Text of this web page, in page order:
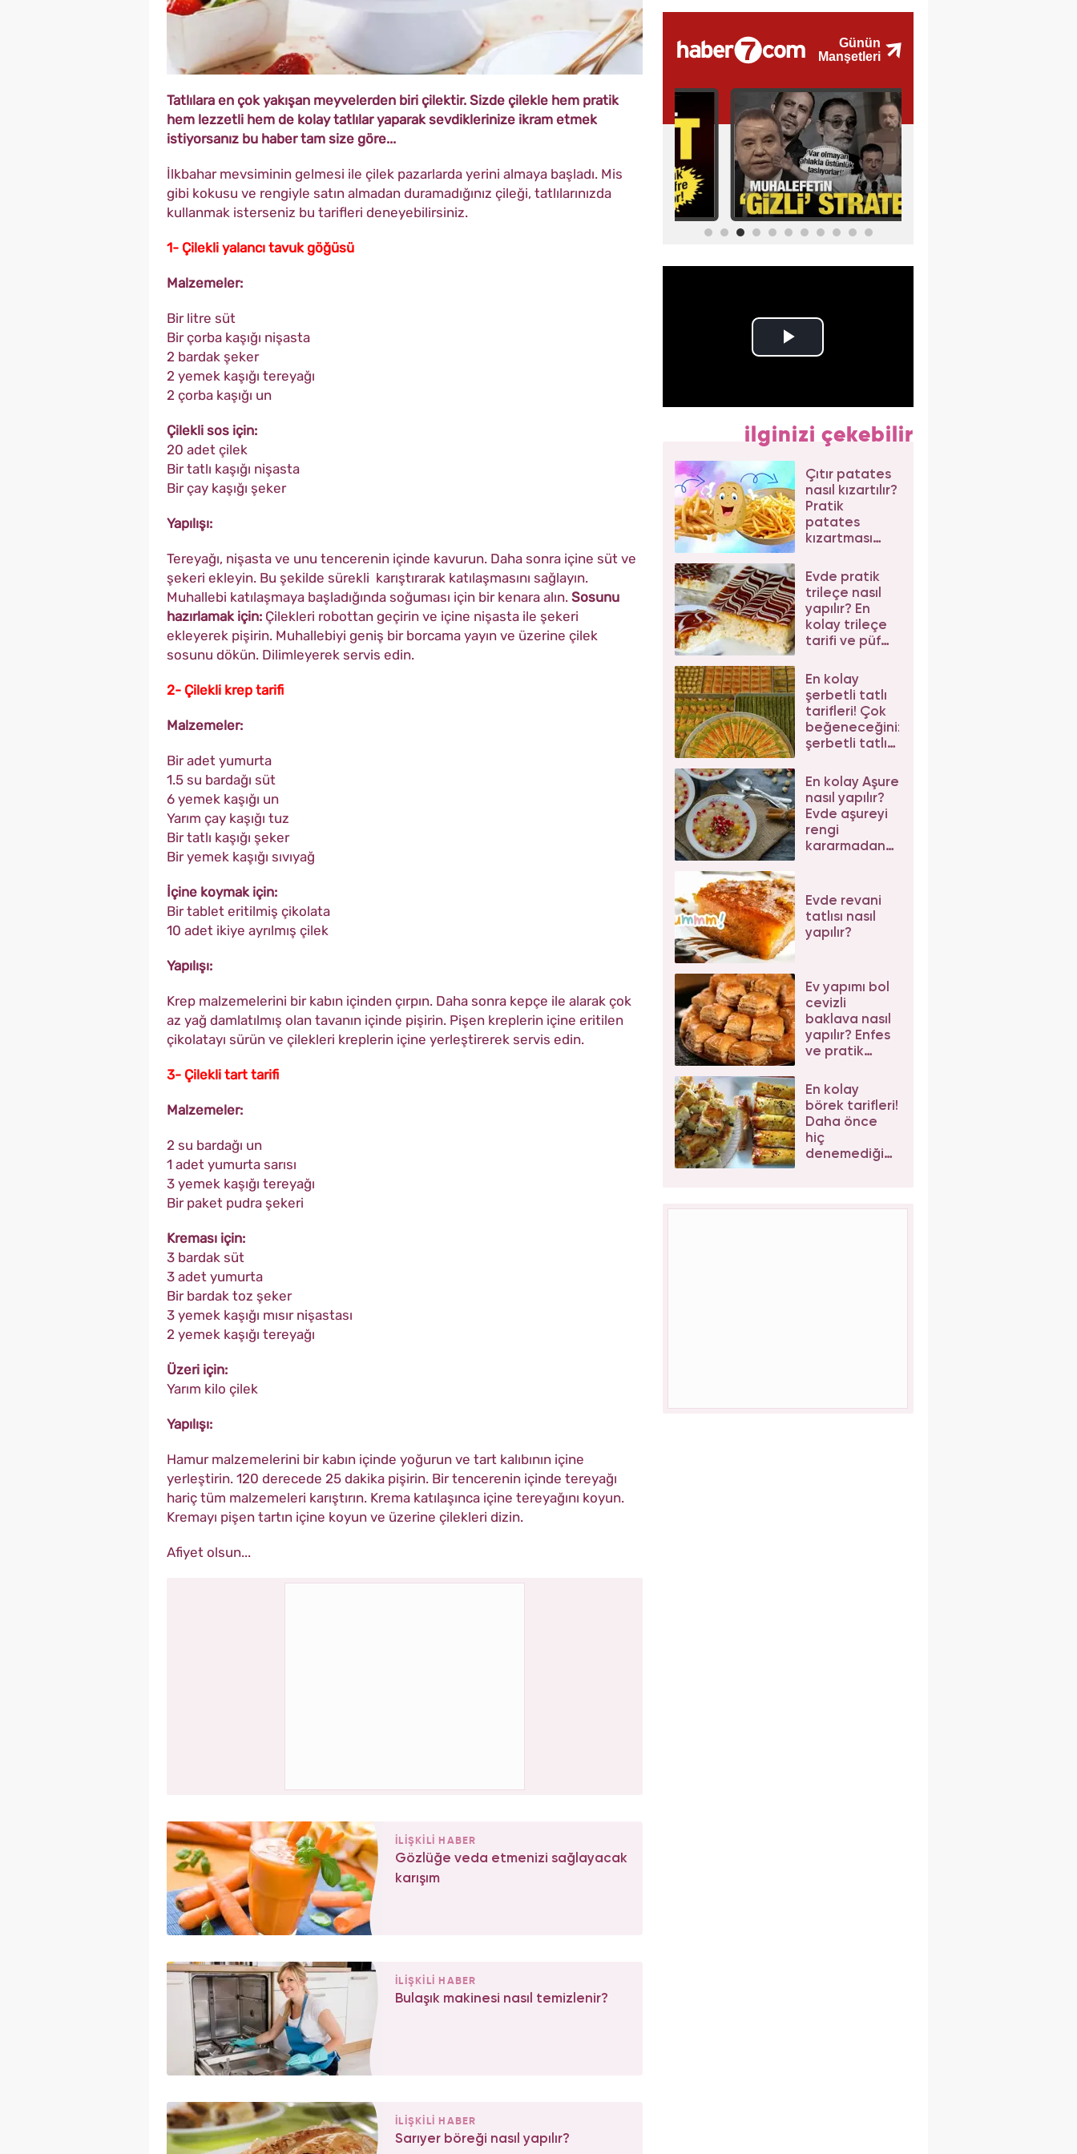
Tatlılara en çok yakışan meyvelerden biri çilektir. Sizde çilekle hem pratik
hem lezzetli hem de kolay tatlılar yaparak sevdiklerinize ikram etmek
istiyorsanız bu haber tam size göre...
İlkbahar mevsiminin gelmesi ile çilek pazarlarda yerini almaya başladı. Mis
gibi kokusu ve rengiyle satın almadan duramadığınız çileği, tatlılarınızda
kullanmak isterseniz bu tarifleri deneyebilirsiniz.
1- Çilekli yalancı tavuk göğüsü
Malzemeler:
Bir litre süt
Bir çorba kaşığı nişasta
2 bardak şeker
2 yemek kaşığı tereyağı
2 çorba kaşığı un
Çilekli sos için:
20 adet çilek
Bir tatlı kaşığı nişasta
Bir çay kaşığı şeker
Yapılışı:
Tereyağı, nişasta ve unu tencerenin içinde kavurun. Daha sonra içine süt ve
şekeri ekleyin. Bu şekilde sürekli karıştırarak katılaşmasını sağlayın.
Muhallebi katılaşmaya başladığında soğuması için bir kenara alın. Sosunu
hazırlamak için: Çilekleri robottan geçirin ve içine nişasta ile şekeri
ekleyerek pişirin. Muhallebiyi geniş bir borcama yayın ve üzerine çilek
sosunu dökün. Dilimleyerek servis edin.
2- Çilekli krep tarifi
Malzemeler:
Bir adet yumurta
1.5 su bardağı süt
6 yemek kaşığı un
Yarım çay kaşığı tuz
Bir tatlı kaşığı şeker
Bir yemek kaşığı sıvıyağ
İçine koymak için:
Bir tablet eritilmiş çikolata
10 adet ikiye ayrılmış çilek
Yapılışı:
Krep malzemelerini bir kabın içinden çırpın. Daha sonra kepçe ile alarak çok
az yağ damlatılmış olan tavanın içinde pişirin. Pişen kreplerin içine eritilen
çikolatayı sürün ve çilekleri kreplerin içine yerleştirerek servis edin.
3- Çilekli tart tarifi
Malzemeler:
2 su bardağı un
1 adet yumurta sarısı
3 yemek kaşığı tereyağı
Bir paket pudra şekeri
Kreması için:
3 bardak süt
3 adet yumurta
Bir bardak toz şeker
3 yemek kaşığı mısır nişastası
2 yemek kaşığı tereyağı
Üzeri için:
Yarım kilo çilek
Yapılışı:
Hamur malzemelerini bir kabın içinde yoğurun ve tart kalıbının içine
yerleştirin. 120 derecede 25 dakika pişirin. Bir tencerenin içinde tereyağı
hariç tüm malzemeleri karıştırın. Krema katılaşınca içine tereyağını koyun.
Kremayı pişen tartın içine koyun ve üzerine çilekleri dizin.
Afiyet olsun...
İLİŞKİLİ HABER
Gözlüğe veda etmenizi sağlayacak
karışım
İLİŞKİLİ HABER
Bulaşık makinesi nasıl temizlenir?
İLİŞKİLİ HABER
Sarıyer böreği nasıl yapılır?
ilginizi çekebilir
Çıtır patates
nasıl kızartılır?
Pratik
patates
kızartması
Evde pratik
trileçe nasıl
yapılır? En
kolay trileçe
tarifi ve püf
En kolay
şerbetli tatlı
tarifleri! Çok
beğeneceğiniz
şerbetli tatlı
En kolay Aşure
nasıl yapılır?
Evde aşureyi
rengi
kararmadan
Evde revani
tatlısı nasıl
yapılır?
Ev yapımı bol
cevizli
baklava nasıl
yapılır? Enfes
ve pratik
baklava tarifi
En kolay
börek tarifleri!
Daha önce
hiç
denemediğiniz